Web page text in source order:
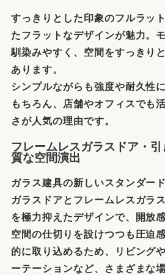
すっきりとした印象のフルラッ
たフラットなデザインが魅力。
馴染みやすく、空間をすっきり
あります。
シンプルながらも強度や耐久性
もちろん、店舗やオフィスでも
さが人気の理由です。
フレームレスガラスドア・
質な空間演出
ガラス建具の新しいスタンダー
ガラスドアとフレームレスガラ
を極力抑えたデザインで、開放
空間の仕切りを設けつつも圧迫
的に取り込めるため、リビング
ーテーションなど、さまざまな